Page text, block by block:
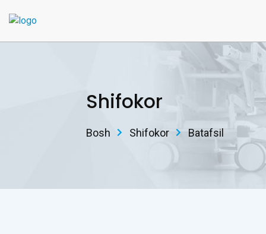
Shifokor
Bosh Shifokor Batafsil